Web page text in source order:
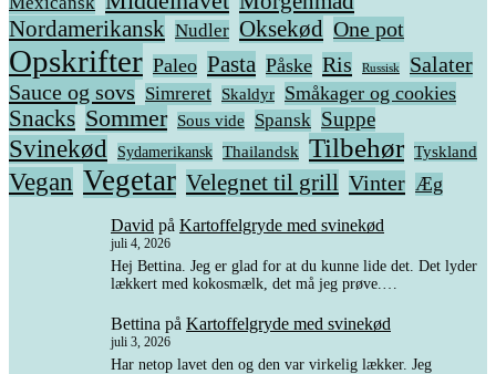
Nordamerikansk Nudler Oksekød One pot
Opskrifter Paleo Pasta Påske Ris Russisk
Salater
Sauce og sovs Simreret Skaldyr Småkager og cookies
Snacks Sommer Sous vide Spansk Suppe
Svinekød Sydamerikansk Thailandsk Tilbehør Tyskland
Vegan Vegetar Velegnet til grill Vinter Æg
David på Kartoffelgryde med svinekød
juli 4, 2026
Hej Bettina. Jeg er glad for at du kunne lide det. Det lyder
lækkert med kokosmælk, det må jeg prøve.…
Bettina på Kartoffelgryde med svinekød
juli 3, 2026
Har netop lavet den og den var virkelig lækker. Jeg